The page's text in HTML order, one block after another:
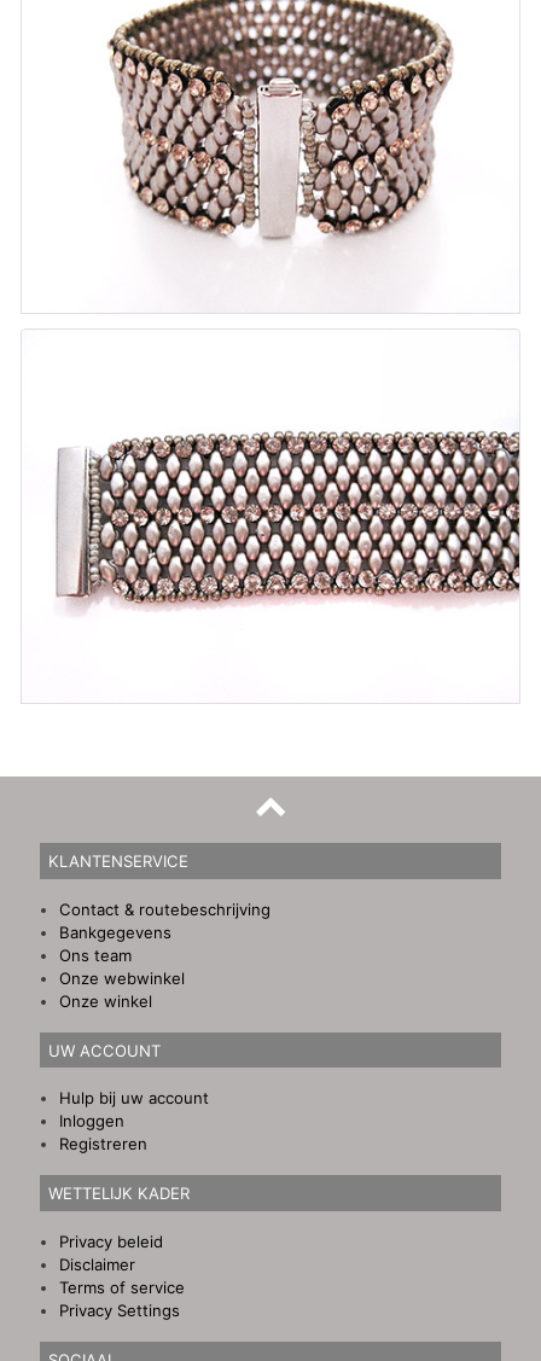
KLANTENSERVICE
Contact & routebeschrijving
Bankgegevens
Ons team
Onze webwinkel
Onze winkel
UW ACCOUNT
Hulp bij uw account
Inloggen
Registreren
WETTELIJK KADER
Privacy beleid
Disclaimer
Terms of service
Privacy Settings